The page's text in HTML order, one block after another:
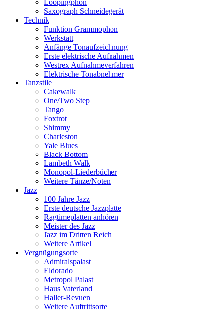
Loopingphon
Saxograph Schneidegerät
Technik
Funktion Grammophon
Werkstatt
Anfänge Tonaufzeichnung
Erste elektrische Aufnahmen
Westrex Aufnahmeverfahren
Elektrische Tonabnehmer
Tanzstile
Cakewalk
One/Two Step
Tango
Foxtrot
Shimmy
Charleston
Yale Blues
Black Bottom
Lambeth Walk
Monopol-Liederbücher
Weitere Tänze/Noten
Jazz
100 Jahre Jazz
Erste deutsche Jazzplatte
Ragtimeplatten anhören
Meister des Jazz
Jazz im Dritten Reich
Weitere Artikel
Vergnügungsorte
Admiralspalast
Eldorado
Metropol Palast
Haus Vaterland
Haller-Revuen
Weitere Auftrittsorte